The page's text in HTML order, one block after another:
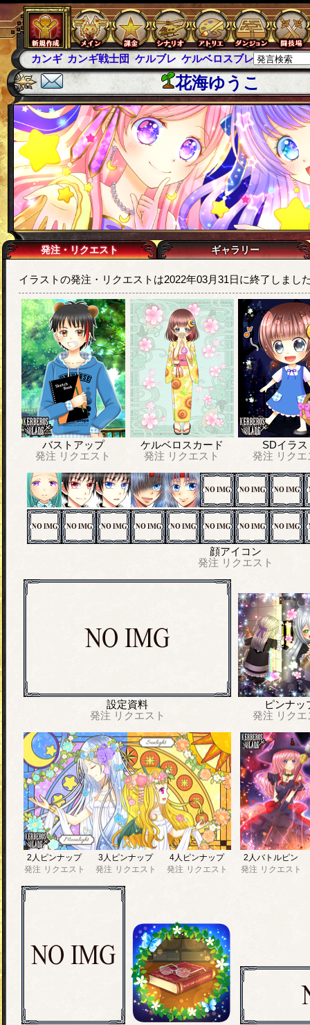
カンギ カンギ戦士団 ケルブレ ケルベロスブレイド スパ
花海ゆうこ
発注・リクエスト ギャラリー
イラストの発注・リクエストは2022年03月31日に終了しまし
バストアップ
発注 リクエスト
ケルベロスカード
発注 リクエスト
SDイラス
発注 リク
顔アイコン
発注 リクエスト
設定資料
発注 リクエスト
ピンナッ
発注 リク
2人ピンナップ
発注 リクエスト
3人ピンナップ
発注 リクエスト
4人ピンナップ
発注 リクエスト
2人バトルピン
発注 リクエスト